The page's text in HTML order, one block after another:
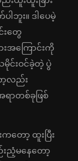
ဘူး။ ဒါပေမဲ့
းတွေ
အကြောင်းကို
မိုင်းဝင်ခဲ့တဲ့ ပွဲ
ာ့လည်း
ရာတစ်ခုဖြစ်
တော့ ထူးပြီး
ညံ့မနေတော့